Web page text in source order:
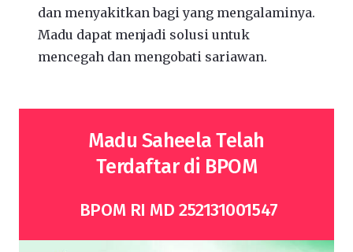
dan menyakitkan bagi yang mengalaminya.
Madu dapat menjadi solusi untuk
mencegah dan mengobati sariawan.
Madu Saheela Telah
Terdaftar di BPOM
BPOM RI MD 252131001547